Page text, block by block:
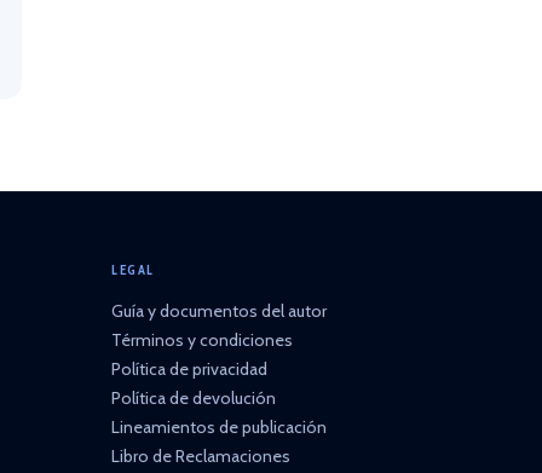
LEGAL
Guía y documentos del autor
Términos y condiciones
Política de privacidad
Política de devolución
Lineamientos de publicación
Libro de Reclamaciones